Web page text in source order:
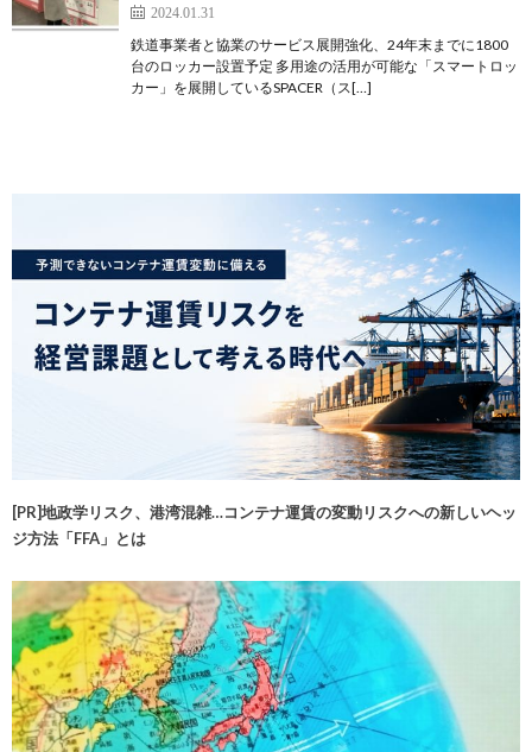
2024.01.31
鉄道事業者と協業のサービス展開強化、24年末までに1800
台のロッカー設置予定 多用途の活用が可能な「スマートロッ
カー」を展開しているSPACER（ス[…]
[PR]地政学リスク、港湾混雑…コンテナ運賃の変動リスクへの新しいヘッ
ジ方法「FFA」とは